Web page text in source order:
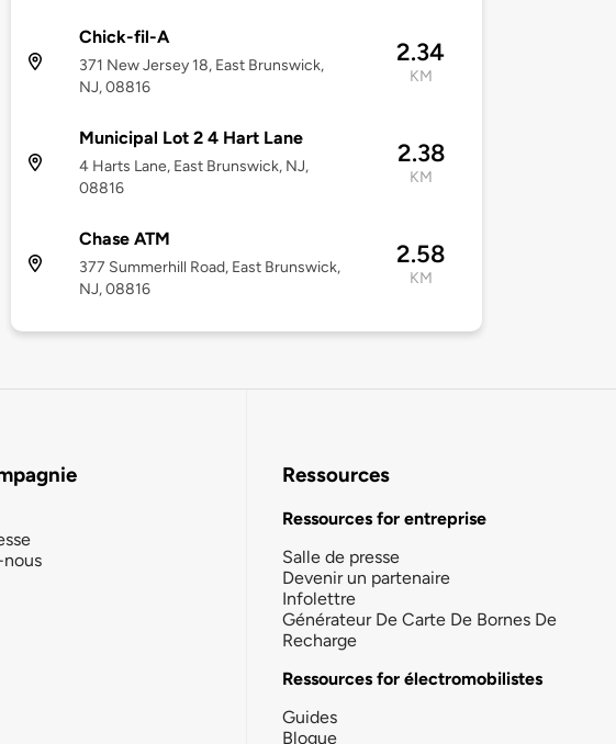
Chick-fil-A
371 New Jersey 18, East Brunswick,
NJ, 08816
2.34
KM
Municipal Lot 2 4 Hart Lane
4 Harts Lane, East Brunswick, NJ,
08816
2.38
KM
Chase ATM
377 Summerhill Road, East Brunswick,
NJ, 08816
2.58
KM
Ressources
Ressources for entreprise
Salle de presse
Devenir un partenaire
Infolettre
Générateur De Carte De Bornes De
Recharge
Ressources for électromobilistes
Guides
Blogue